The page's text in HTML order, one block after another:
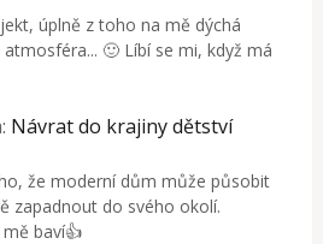
úplně z toho na mě dýchá
🙂 Líbí se mi, když má
: Návrat do krajiny dětství
že moderní dům může působit
zapadnout do svého okolí.
baví👍